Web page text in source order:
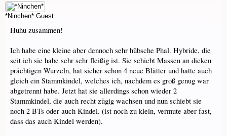
*Ninchen* Guest
Huhu zusammen!
Ich habe eine kleine aber dennoch sehr hübsche Phal. Hybride, die
seit ich sie habe sehr sehr fleißig ist. Sie schiebt Massen an dicken
prächtigen Wurzeln, hat sicher schon 4 neue Blätter und hatte auch
gleich ein Stammkindel, welches ich, nachdem es groß genug war
abgetrennt habe. Jetzt hat sie allerdings schon wieder 2
Stammkindel, die auch recht zügig wachsen und nun schiebt sie
noch 2 BTs oder auch Kindel. (ist noch zu klein, vermute aber fast,
dass das auch Kindel werden).